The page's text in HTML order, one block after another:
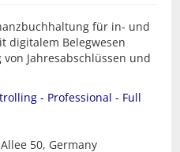
für in- und
digitalem Belegwesen
Jahresabschlüssen und
- Professional - Full
50, Germany